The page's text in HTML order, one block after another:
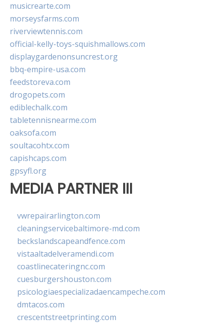
musicrearte.com
morseysfarms.com
riverviewtennis.com
official-kelly-toys-squishmallows.com
displaygardenonsuncrest.org
bbq-empire-usa.com
feedstoreva.com
drogopets.com
ediblechalk.com
tabletennisnearme.com
oaksofa.com
soultacohtx.com
capishcaps.com
gpsyfl.org
MEDIA PARTNER III
vwrepairarlington.com
cleaningservicebaltimore-md.com
beckslandscapeandfence.com
vistaaltadelveramendi.com
coastlinecateringnc.com
cuesburgershouston.com
psicologiaespecializadaencampeche.com
dmtacos.com
crescentstreetprinting.com